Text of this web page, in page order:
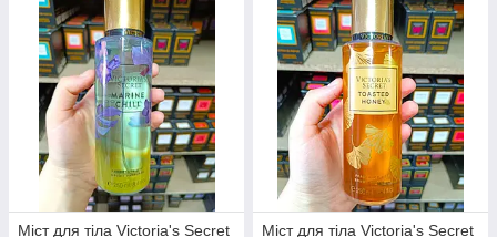
Міст для тіла Victoria's Secret
Міст для тіла Victoria's Secret